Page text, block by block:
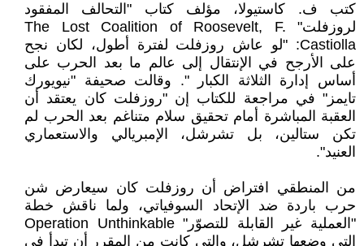
كتب ف. كاستيولا، مؤلف كتاب "التحالف المفقود
لروزفلت" The Lost Coalition of Roosevelt, F.
Castiolla: "لو عاش روزفلت لفترة أطول، لكان نجح
على الأرجح في الإنتقال إلى عالم ما بعد الحرب على
أساس إدارة الثلاثة الكبار ". وقالت صحيفة "نيويورك
تايمز" في مراجعة للكتاب إن "روزفلت كان يعتقد أن
العقبة المباشرة أمام تحقيق سلام متناغم بعد الحرب لم
تكن ستالين، بل تشرشل، الإمبريالي والاستعماري
العنيد".
من المنطقي افتراض أن روزفلت كان سيعارض شن
حرب باردة ضد الإتحاد السوفياتي، ولما ناقش خطة
"العملية غير القابلة للتصوّر" Operation Unthinkable
التي وضعها تشرشل، والتي كانت من المقرر أن تبدأ في